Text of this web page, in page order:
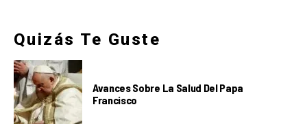
Quizás Te Guste
Avances Sobre La Salud Del Papa
Francisco